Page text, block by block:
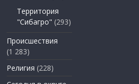
Территория
"Сибагро" (293)
Происшествия
(1 283)
Религия (228)